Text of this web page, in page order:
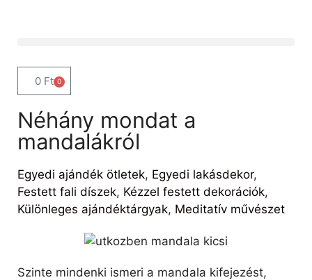
0 Ft 0
Néhány mondat a
mandalákról
Egyedi ajándék ötletek, Egyedi lakásdekor,
Festett fali díszek, Kézzel festett dekorációk,
Különleges ajándéktárgyak, Meditatív művészet
Szinte mindenki ismeri a mandala kifejezést,